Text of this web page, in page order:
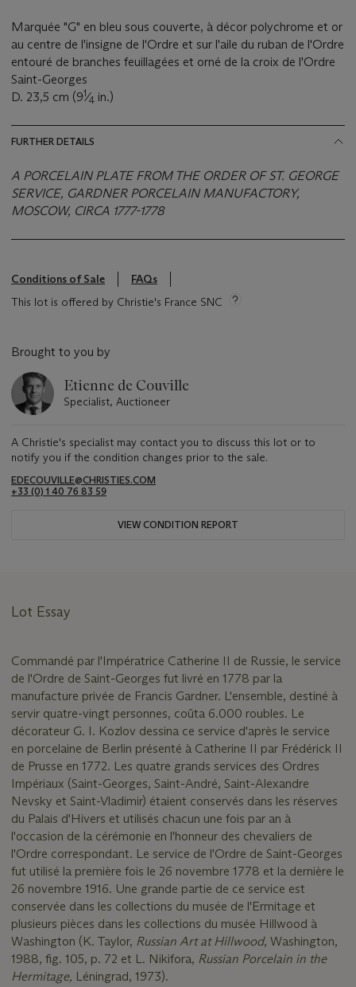
Marquée "G" en bleu sous couverte, à décor polychrome et or
au centre de l'insigne de l'Ordre et sur l'aile du ruban de l'Ordre
entouré de branches feuillagées et orné de la croix de l'Ordre
Saint-Georges
D. 23,5 cm (91⁄4 in.)
FURTHER DETAILS
A PORCELAIN PLATE FROM THE ORDER OF ST. GEORGE
SERVICE, GARDNER PORCELAIN MANUFACTORY,
MOSCOW, CIRCA 1777-1778
Conditions of Sale
FAQs
This lot is offered by Christie's France SNC
Brought to you by
Etienne de Couville
Specialist, Auctioneer
A Christie's specialist may contact you to discuss this lot or to
notify you if the condition changes prior to the sale.
EDECOUVILLE@CHRISTIES.COM
+33 (0) 1 40 76 83 59
VIEW CONDITION REPORT
Lot Essay
Commandé par l'Impératrice Catherine II de Russie, le service
de l'Ordre de Saint-Georges fut livré en 1778 par la
manufacture privée de Francis Gardner. L'ensemble, destiné à
servir quatre-vingt personnes, coûta 6.000 roubles. Le
décorateur G. I. Kozlov dessina ce service d'après le service
en porcelaine de Berlin présenté à Catherine II par Frédérick II
de Prusse en 1772. Les quatre grands services des Ordres
Impériaux (Saint-Georges, Saint-André, Saint-Alexandre
Nevsky et Saint-Vladimir) étaient conservés dans les réserves
du Palais d'Hivers et utilisés chacun une fois par an à
l'occasion de la cérémonie en l'honneur des chevaliers de
l'Ordre correspondant. Le service de l'Ordre de Saint-Georges
fut utilisé la première fois le 26 novembre 1778 et la dernière le
26 novembre 1916. Une grande partie de ce service est
conservée dans les collections du musée de l'Ermitage et
plusieurs pièces dans les collections du musée Hillwood à
Washington (K. Taylor, Russian Art at Hillwood, Washington,
1988, fig. 105, p. 72 et L. Nikifora, Russian Porcelain in the
Hermitage, Léningrad, 1973).